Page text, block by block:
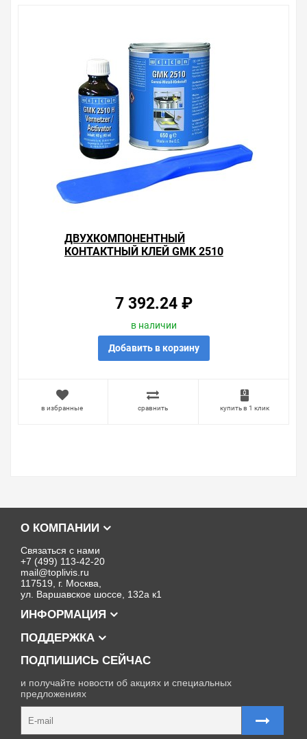
ДВУХКОМПОНЕНТНЫЙ
КОНТАКТНЫЙ КЛЕЙ GMK 2510
7 392.24 ₽
в наличии
Добавить в корзину
в избранные сравнить купить в 1 клик
О КОМПАНИИ
Связаться с нами
+7 (499) 113-42-20
mail@toplivis.ru
117519, г. Москва,
ул. Варшавское шоссе, 132а к1
ИНФОРМАЦИЯ
ПОДДЕРЖКА
ПОДПИШИСЬ СЕЙЧАС
и получайте новости об акциях и специальных
предложениях